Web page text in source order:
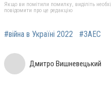
Якщо ви помітили помилку, виділіть
повідомити про це редакцію
#війна в Україні 2022 #ЗАЕС
Дмитро Вишневецький